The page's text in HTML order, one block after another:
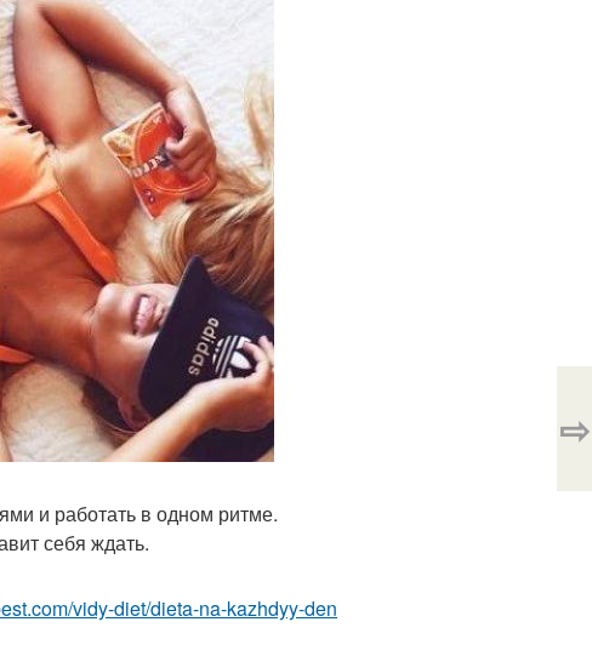
и работать в одном ритме.
себя ждать.
vidy-diet/dieta-na-kazhdyy-den
⇨